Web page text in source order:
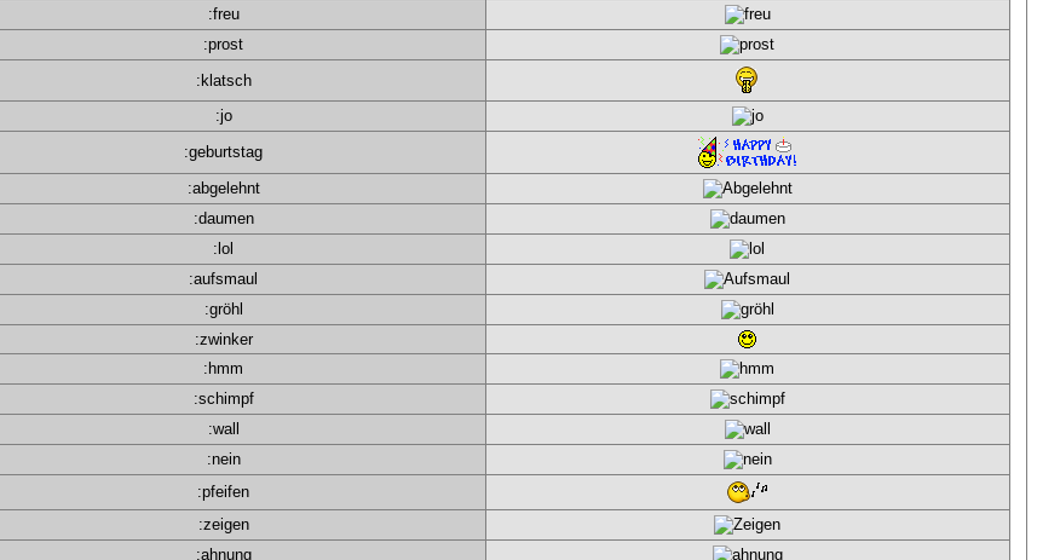
:freu
:prost
:klatsch
:jo
:geburtstag
:abgelehnt
:daumen
:lol
:aufsmaul
:gröhl
:zwinker
:hmm
:schimpf
:wall
:nein
:pfeifen
:zeigen
:ahnung